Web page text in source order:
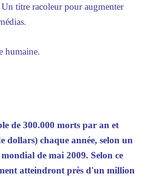
titre racoleur pour augmenter
humaine.
de 300.000 morts par an et
dollars) chaque année, selon un
de mai 2009. Selon ce
atteindront près d'un million